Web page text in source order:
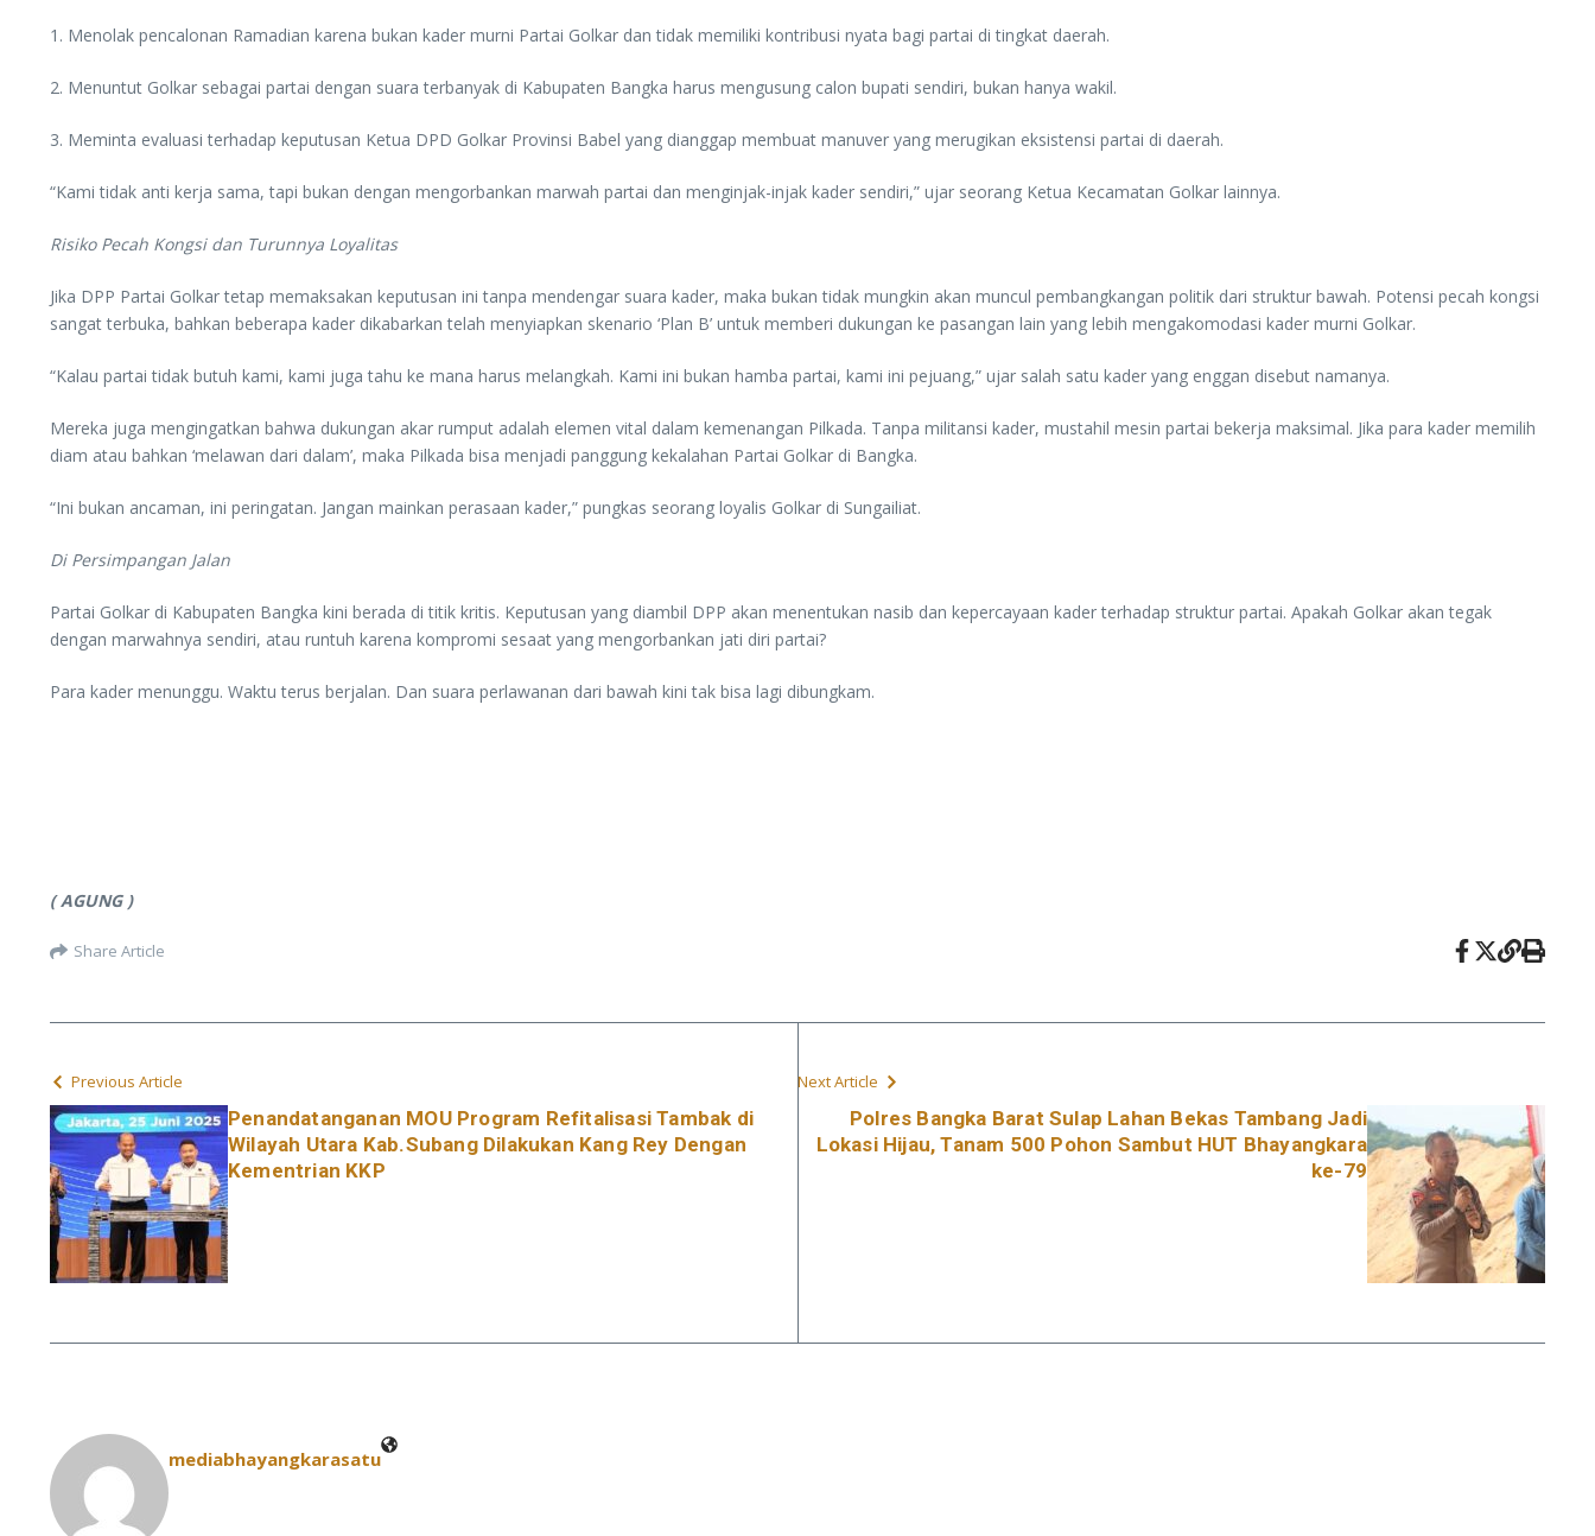
1. Menolak pencalonan Ramadian karena bukan kader murni Partai Golkar dan tidak memiliki kontribusi nyata bagi partai di tingkat daerah.
2. Menuntut Golkar sebagai partai dengan suara terbanyak di Kabupaten Bangka harus mengusung calon bupati sendiri, bukan hanya wakil.
3. Meminta evaluasi terhadap keputusan Ketua DPD Golkar Provinsi Babel yang dianggap membuat manuver yang merugikan eksistensi partai di daerah.
“Kami tidak anti kerja sama, tapi bukan dengan mengorbankan marwah partai dan menginjak-injak kader sendiri,” ujar seorang Ketua Kecamatan Golkar lainnya.
Risiko Pecah Kongsi dan Turunnya Loyalitas
Jika DPP Partai Golkar tetap memaksakan keputusan ini tanpa mendengar suara kader, maka bukan tidak mungkin akan muncul pembangkangan politik dari struktur bawah. Potensi pecah kongsi
sangat terbuka, bahkan beberapa kader dikabarkan telah menyiapkan skenario ‘Plan B’ untuk memberi dukungan ke pasangan lain yang lebih mengakomodasi kader murni Golkar.
“Kalau partai tidak butuh kami, kami juga tahu ke mana harus melangkah. Kami ini bukan hamba partai, kami ini pejuang,” ujar salah satu kader yang enggan disebut namanya.
Mereka juga mengingatkan bahwa dukungan akar rumput adalah elemen vital dalam kemenangan Pilkada. Tanpa militansi kader, mustahil mesin partai bekerja maksimal. Jika para kader memilih
diam atau bahkan ‘melawan dari dalam’, maka Pilkada bisa menjadi panggung kekalahan Partai Golkar di Bangka.
“Ini bukan ancaman, ini peringatan. Jangan mainkan perasaan kader,” pungkas seorang loyalis Golkar di Sungailiat.
Di Persimpangan Jalan
Partai Golkar di Kabupaten Bangka kini berada di titik kritis. Keputusan yang diambil DPP akan menentukan nasib dan kepercayaan kader terhadap struktur partai. Apakah Golkar akan tegak
dengan marwahnya sendiri, atau runtuh karena kompromi sesaat yang mengorbankan jati diri partai?
Para kader menunggu. Waktu terus berjalan. Dan suara perlawanan dari bawah kini tak bisa lagi dibungkam.
( AGUNG )
Share Article
Previous Article
Penandatanganan MOU Program Refitalisasi Tambak di
Wilayah Utara Kab.Subang Dilakukan Kang Rey Dengan
Kementrian KKP
Next Article
Polres Bangka Barat Sulap Lahan Bekas Tambang Jadi
Lokasi Hijau, Tanam 500 Pohon Sambut HUT Bhayangkara
ke-79
mediabhayangkarasatu